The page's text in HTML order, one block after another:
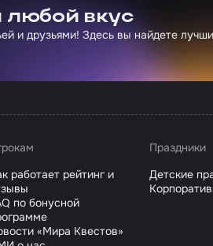
любой вкус
и друзьями! Здесь вы найдете
работает рейтинг и
по бонусной
«Мира Квестов»
Праздники
Детские